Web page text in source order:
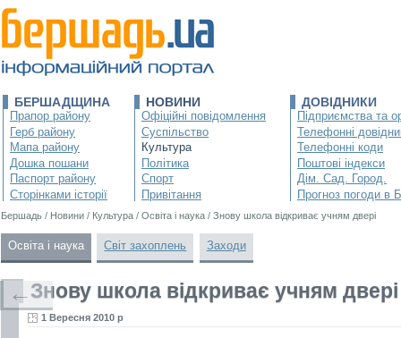
БЕРШАДЩИНА
Прапор району
Герб району
Мапа району
Дошка пошани
Паспорт району
Сторінками історії
НОВИНИ
Офіційні повідомлення
Суспільство
Культура
Політика
Спорт
Привітання
ДОВІДНИКИ
Підприємства та
Телефонні
Телефонні коди
Поштові індекси
Дім. Сад. Город.
Прогноз погоди в
Бершадь / Новини / Культура / Освіта і наука / Знову школа відкриває учням двері
Освіта і наука Світ захоплень Заходи
Знову школа відкриває учням двері
1 Вересня 2010 р
←